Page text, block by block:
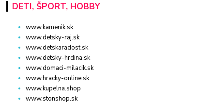
DETI, ŠPORT, HOBBY
www.kamenik.sk
www.detsky-raj.sk
www.detskaradost.sk
www.detsky-hrdina.sk
www.domaci-milacik.sk
www.hracky-online.sk
www.kupelna.shop
www.stonshop.sk